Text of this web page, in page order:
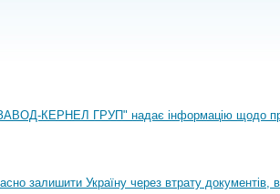
КЕРНЕЛ ГРУП" надає інформацію щодо
залишити Україну через втрату документів,